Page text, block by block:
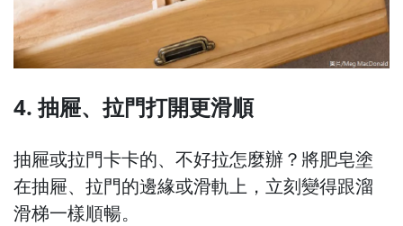
4. 抽屜、拉門打開更滑順
抽屜或拉門卡卡的、不好拉怎麼辦？將肥皂塗
在抽屜、拉門的邊緣或滑軌上，立刻變得跟溜
滑梯一樣順暢。